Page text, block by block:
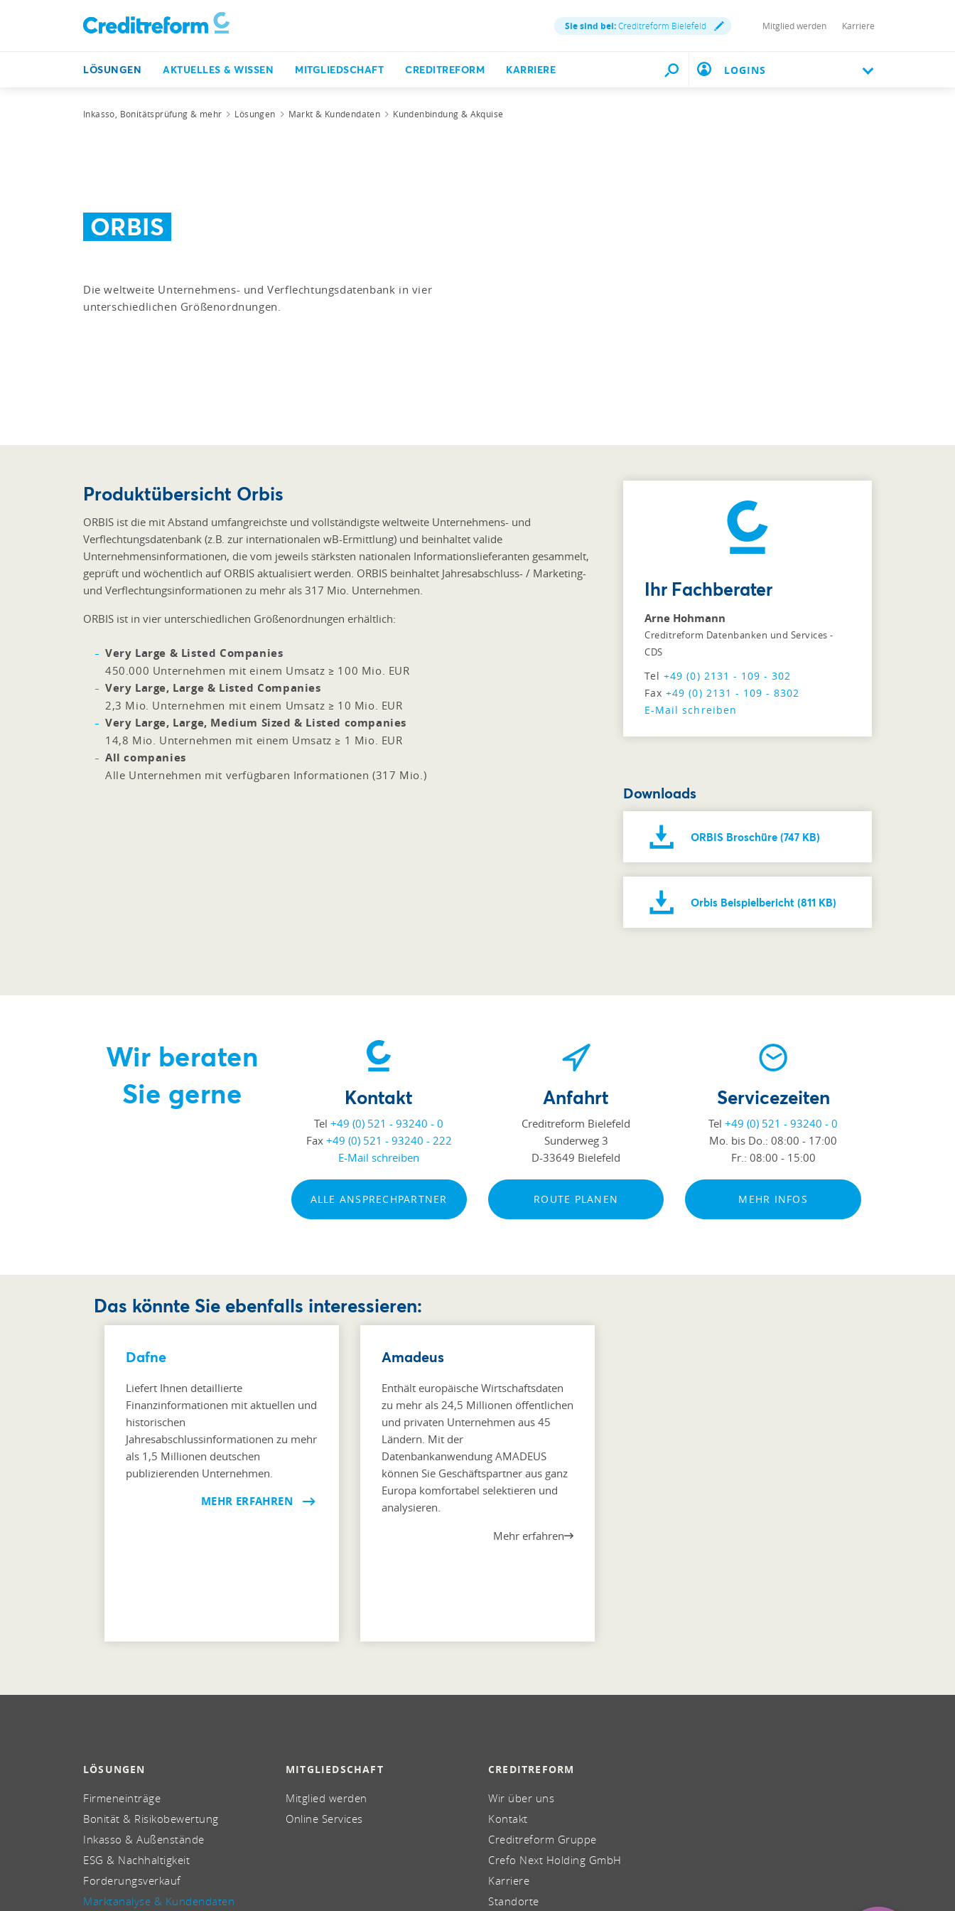
Sie sind bei:Creditreform Bielefeld Mitglied werden Karriere
LÖSUNGEN AKTUELLES & WISSEN MITGLIEDSCHAFT CREDITREFORM KARRIERE LOGINS
Inkasso, Bonitätsprüfung & mehr Lösungen Markt & Kundendaten Kundenbindung & Akquise
ORBIS
Die weltweite Unternehmens- und Verflechtungsdatenbank in vier
unterschiedlichen Größenordnungen.
Produktübersicht Orbis
ORBIS ist die mit Abstand umfangreichste und vollständigste weltweite Unternehmens- und
Verflechtungsdatenbank (z.B. zur internationalen wB-Ermittlung) und beinhaltet valide
Unternehmensinformationen, die vom jeweils stärksten nationalen Informationslieferanten gesammelt,
geprüft und wöchentlich auf ORBIS aktualisiert werden. ORBIS beinhaltet Jahresabschluss- / Marketing-
und Verflechtungsinformationen zu mehr als 317 Mio. Unternehmen.
ORBIS ist in vier unterschiedlichen Größenordnungen erhältlich:
Very Large & Listed Companies
450.000 Unternehmen mit einem Umsatz ≥ 100 Mio. EUR
Very Large, Large & Listed Companies
2,3 Mio. Unternehmen mit einem Umsatz ≥ 10 Mio. EUR
Very Large, Large, Medium Sized & Listed companies
14,8 Mio. Unternehmen mit einem Umsatz ≥ 1 Mio. EUR
All companies
Alle Unternehmen mit verfügbaren Informationen (317 Mio.)
Ihr Fachberater
Arne Hohmann
Creditreform Datenbanken und Services -
CDS
Tel+49 (0) 2131 - 109 - 302
Fax+49 (0) 2131 - 109 - 8302
E-Mail schreiben
Downloads
ORBIS Broschüre (747 KB)
Orbis Beispielbericht (811 KB)
Wir beraten
Sie gerne
Kontakt
Tel+49 (0) 521 - 93240 - 0
Fax +49 (0) 521 - 93240 - 222
E-Mail schreiben
ALLE ANSPRECHPARTNER
Anfahrt
Creditreform Bielefeld
Sunderweg 3
D-33649 Bielefeld
ROUTE PLANEN
Servicezeiten
Tel+49 (0) 521 - 93240 - 0
Mo. bis Do.:08:00 - 17:00
Fr.: 08:00 - 15:00
MEHR INFOS
Das könnte Sie ebenfalls interessieren:
Dafne
Liefert Ihnen detaillierte
Finanzinformationen mit aktuellen und
historischen
Jahresabschlussinformationen zu mehr
als 1,5 Millionen deutschen
publizierenden Unternehmen.
MEHR ERFAHREN
Amadeus
Enthält europäische Wirtschaftsdaten
zu mehr als 24,5 Millionen öffentlichen
und privaten Unternehmen aus 45
Ländern. Mit der
Datenbankanwendung AMADEUS
können Sie Geschäftspartner aus ganz
Europa komfortabel selektieren und
analysieren.
Mehr erfahren
LÖSUNGEN
Firmeneinträge
Bonität & Risikobewertung
Inkasso & Außenstände
ESG & Nachhaltigkeit
Forderungsverkauf
Marktanalyse & Kundendaten
MITGLIEDSCHAFT
Mitglied werden
Online Services
CREDITREFORM
Wir über uns
Kontakt
Creditreform Gruppe
Crefo Next Holding GmbH
Karriere
Standorte